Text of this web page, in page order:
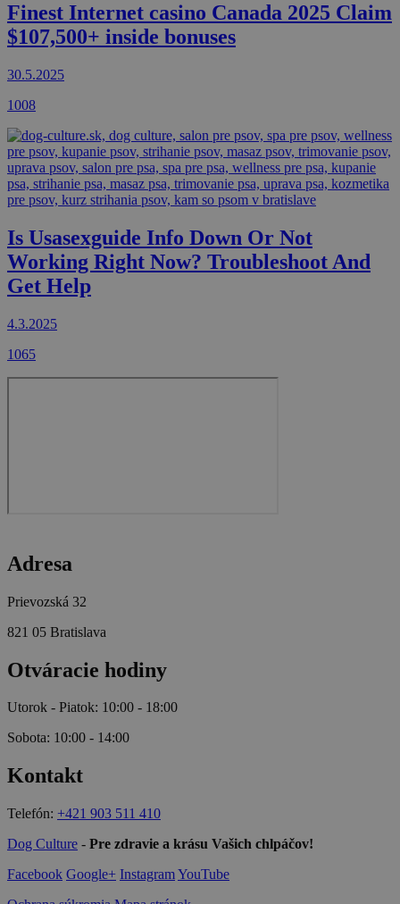
Finest Internet casino Canada 2025 Claim
$107,500+ inside bonuses
30.5.2025
1008
Is Usasexguide Info Down Or Not
Working Right Now? Troubleshoot And
Get Help
4.3.2025
1065
Adresa
Prievozská 32
821 05 Bratislava
Otváracie hodiny
Utorok - Piatok: 10:00 - 18:00
Sobota: 10:00 - 14:00
Kontakt
Telefón: +421 903 511 410
Dog Culture - Pre zdravie a krásu Vašich chlpáčov!
Facebook Google+ InstagramYouTube